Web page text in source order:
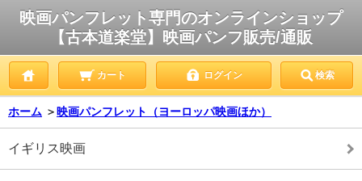
映画パンフレット専門のオンラインショップ
【古本道楽堂】映画パンフ販売/通販
カート ログイン 検索
ホーム ＞ 映画パンフレット（ヨーロッパ映画ほか）
イギリス映画